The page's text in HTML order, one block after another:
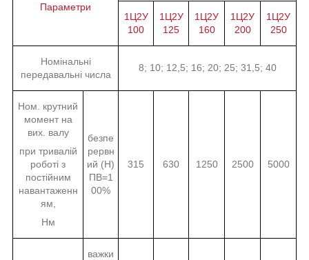
Параметри
1Ц2У
100
1Ц2У
125
1Ц2У
160
1Ц2У
200
1Ц2У
250
Номінальні
передавальні числа
8; 10; 12,5; 16; 20; 25; 31,5; 40
Ном. крутний
момент на
вих. валу
при тривалій
роботі з
постійним
навантаженн
ям,
Нм
безпе
рервн
ий (Н)
ПВ=1
00%
315 630 1250 2500 5000
важки